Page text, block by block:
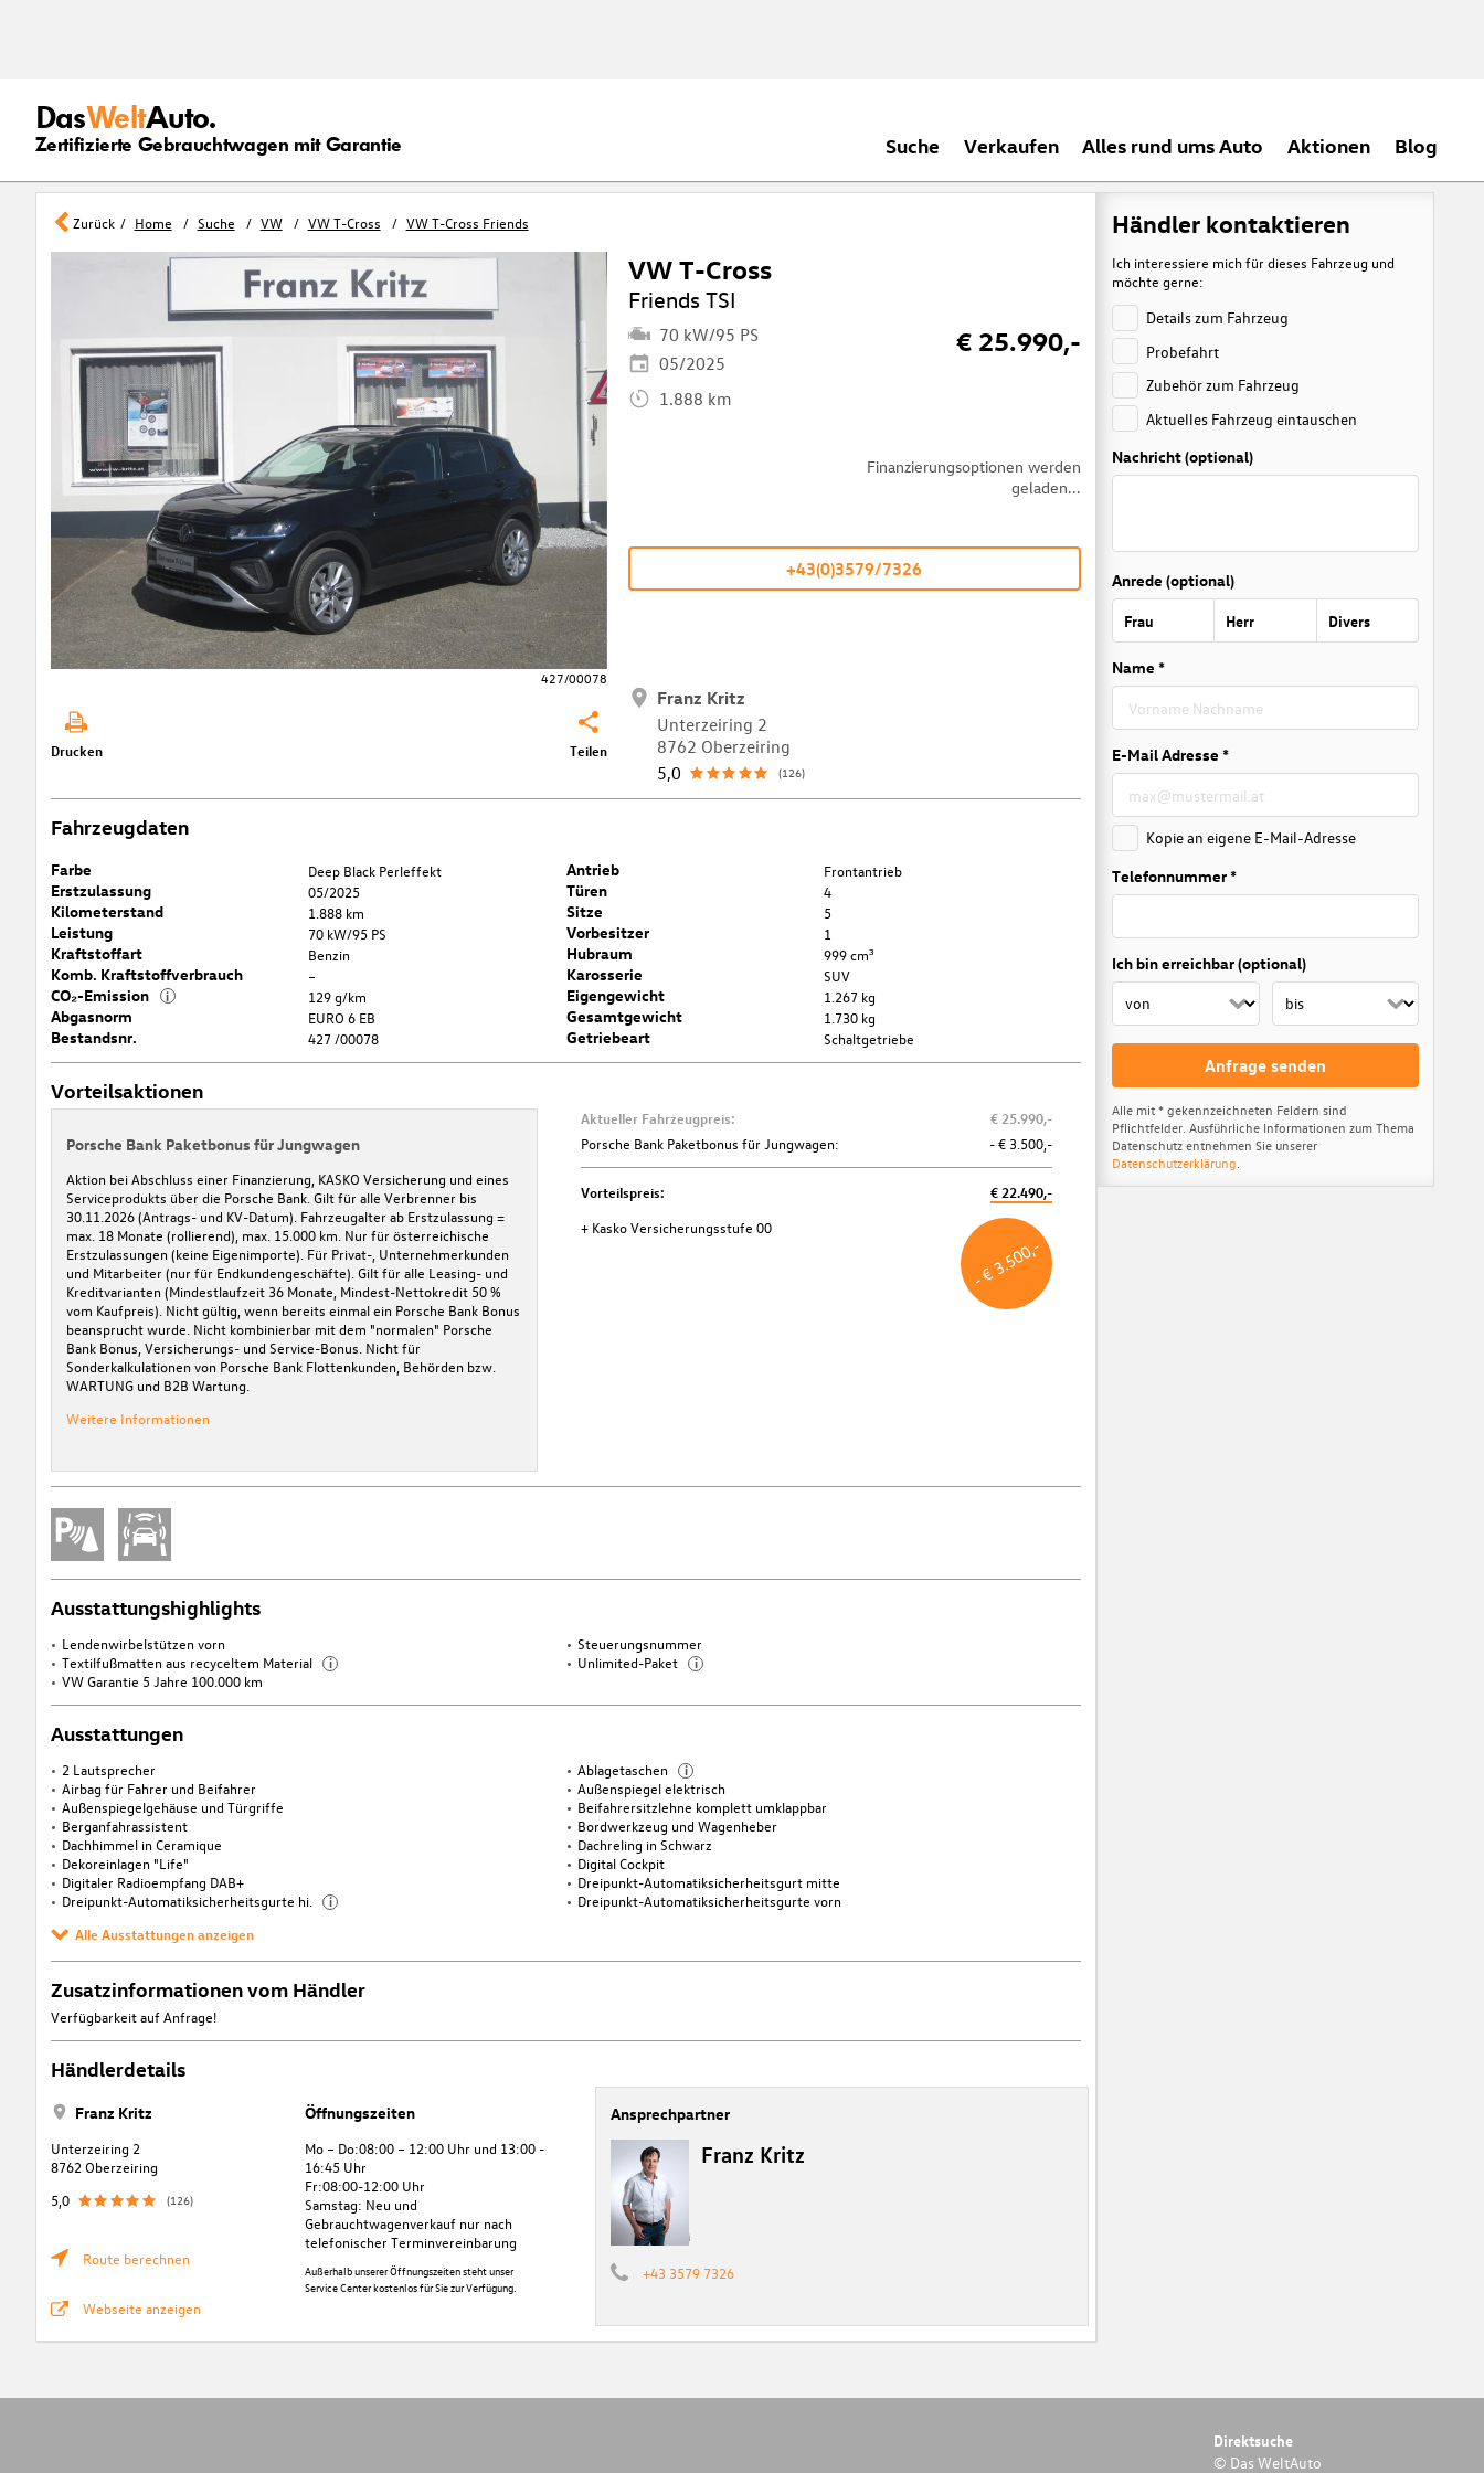
DasWeltAuto.
Zertifizierte Gebrauchtwagen mit Garantie Suche Verkaufen Alles rund ums Auto Aktionen Blog
Zurück Home Suche VW VW T-Cross VW T-Cross Friends
427/00078
VW T-Cross
Friends TSI
70 kW/95 PS
05/2025
1.888 km
Finanzierungsoptionen werden
geladen...
€ 25.990,-
+43(0)3579/7326
Franz Kritz
Unterzeiring 2
8762 Oberzeiring
5,0
(126)
Drucken Teilen
Fahrzeugdaten
Farbe Deep Black Perleffekt
Erstzulassung 05/2025
Kilometerstand 1.888 km
Leistung 70 kW/95 PS
Kraftstoffart Benzin
Komb. Kraftstoffverbrauch –
CO₂-Emission i 129 g/km
Abgasnorm EURO 6 EB
Bestandsnr. 427 /00078
Antrieb Frontantrieb
Türen 4
Sitze 5
Vorbesitzer 1
Hubraum 999 cm³
Karosserie SUV
Eigengewicht 1.267 kg
Gesamtgewicht 1.730 kg
Getriebeart Schaltgetriebe
Vorteilsaktionen
Porsche Bank Paketbonus für Jungwagen
Aktion bei Abschluss einer Finanzierung, KASKO Versicherung und eines
Serviceprodukts über die Porsche Bank. Gilt für alle Verbrenner bis
30.11.2026 (Antrags- und KV-Datum). Fahrzeugalter ab Erstzulassung =
max. 18 Monate (rollierend), max. 15.000 km. Nur für österreichische
Erstzulassungen (keine Eigenimporte). Für Privat-, Unternehmerkunden
und Mitarbeiter (nur für Endkundengeschäfte). Gilt für alle Leasing- und
Kreditvarianten (Mindestlaufzeit 36 Monate, Mindest-Nettokredit 50 %
vom Kaufpreis). Nicht gültig, wenn bereits einmal ein Porsche Bank Bonus
beansprucht wurde. Nicht kombinierbar mit dem "normalen" Porsche
Bank Bonus, Versicherungs- und Service-Bonus. Nicht für
Sonderkalkulationen von Porsche Bank Flottenkunden, Behörden bzw.
WARTUNG und B2B Wartung.
Weitere Informationen
Kasko Versicherungsstufe 00
Kunde der Porsche Versicherung die Kasko-Stufe 00.
Weitere Informationen
Aktueller Fahrzeugpreis:
€ 25.990,-
Porsche Bank Paketbonus für Jungwagen:
- € 3.500,-
Vorteilspreis:
€ 22.490,-
+ Kasko Versicherungsstufe 00
- € 3.500,-
Ausstattungshighlights
Lendenwirbelstützen vorn
Steuerungsnummer
Textilfußmatten aus recyceltem Material
i Unlimited-Paket i
VW Garantie 5 Jahre 100.000 km
Ausstattungen
2 Lautsprecher Ablagetaschen i
Airbag für Fahrer und Beifahrer
Außenspiegel elektrisch
Außenspiegelgehäuse und Türgriffe
Beifahrersitzlehne komplett umklappbar
Berganfahrassistent
Bordwerkzeug und Wagenheber
Dachhimmel in Ceramique
Dachreling in Schwarz
Dekoreinlagen "Life"
Digital Cockpit
Digitaler Radioempfang DAB+
Dreipunkt-Automatiksicherheitsgurt mitte
Dreipunkt-Automatiksicherheitsgurte hi.
i
Dreipunkt-Automatiksicherheitsgurte vorn
Alle Ausstattungen anzeigen
Zusatzinformationen vom Händler
Verfügbarkeit auf Anfrage!
Händlerdetails
Franz Kritz
Unterzeiring 2
8762 Oberzeiring
5,0
(126)
Route berechnen
Webseite anzeigen
Öffnungszeiten
Mo – Do:08:00 – 12:00 Uhr und 13:00 -
16:45 Uhr
Fr:08:00-12:00 Uhr
Samstag: Neu und
Gebrauchtwagenverkauf nur nach
telefonischer Terminvereinbarung
Außerhalb unserer Öffnungszeiten steht unser
Service Center kostenlos für Sie zur Verfügung.
Ansprechpartner
Franz Kritz
+43 3579 7326
Händler kontaktieren
Ich interessiere mich für dieses Fahrzeug und
möchte gerne:
Details zum Fahrzeug
Probefahrt
Zubehör zum Fahrzeug
Aktuelles Fahrzeug eintauschen
Nachricht (optional)
Anrede (optional)
Frau Herr Divers
Name *
E-Mail Adresse *
Kopie an eigene E-Mail-Adresse
Telefonnummer *
Ich bin erreichbar (optional)
Anfrage senden
Alle mit * gekennzeichneten Feldern sind
Pflichtfelder. Ausführliche Informationen zum Thema
Datenschutz entnehmen Sie unserer
Datenschutzerklärung
Direktsuche
© Das WeltAuto